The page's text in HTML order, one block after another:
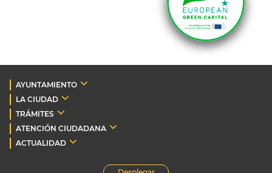
AYUNTAMIENTO
LA CIUDAD
TRÁMITES
ATENCIÓN CIUDADANA
ACTUALIDAD